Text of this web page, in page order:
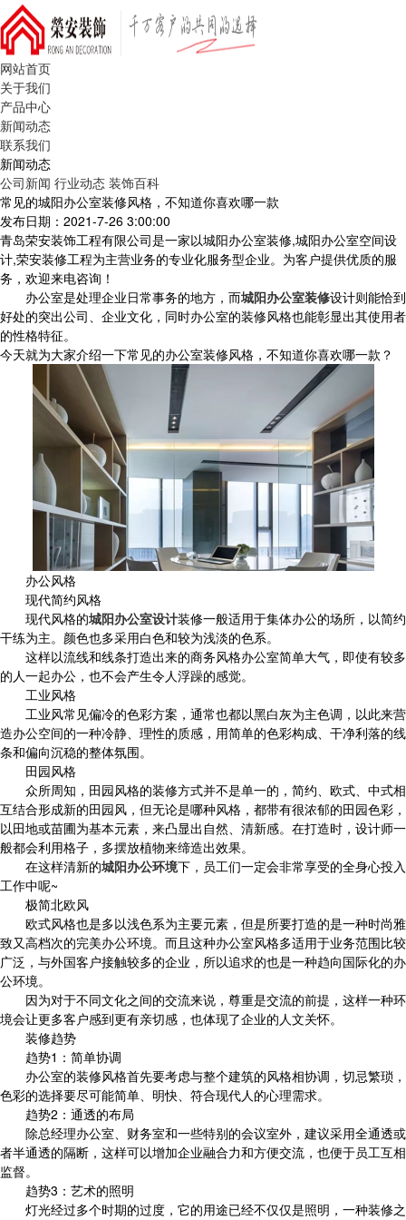
网站首页
关于我们
产品中心
新闻动态
联系我们
新闻动态
公司新闻 行业动态 装饰百科
常见的城阳办公室装修风格，不知道你喜欢哪一款
发布日期：2021-7-26 3:00:00
青岛荣安装饰工程有限公司是一家以城阳办公室装修,城阳办公室空间设
计,荣安装修工程为主营业务的专业化服务型企业。为客户提供优质的服
务，欢迎来电咨询！
办公室是处理企业日常事务的地方，而城阳办公室装修设计则能恰到
好处的突出公司、企业文化，同时办公室的装修风格也能彰显出其使用者
的性格特征。
今天就为大家介绍一下常见的办公室装修风格，不知道你喜欢哪一款？
办公风格
现代简约风格
现代风格的城阳办公室设计装修一般适用于集体办公的场所，以简约
干练为主。颜色也多采用白色和较为浅淡的色系。
这样以流线和线条打造出来的商务风格办公室简单大气，即使有较多
的人一起办公，也不会产生令人浮躁的感觉。
工业风格
工业风常见偏冷的色彩方案，通常也都以黑白灰为主色调，以此来营
造办公空间的一种冷静、理性的质感，用简单的色彩构成、干净利落的线
条和偏向沉稳的整体氛围。
田园风格
众所周知，田园风格的装修方式并不是单一的，简约、欧式、中式相
互结合形成新的田园风，但无论是哪种风格，都带有很浓郁的田园色彩，
以田地或苗圃为基本元素，来凸显出自然、清新感。在打造时，设计师一
般都会利用格子，多摆放植物来缔造出效果。
在这样清新的城阳办公环境下，员工们一定会非常享受的全身心投入
工作中呢~
极简北欧风
欧式风格也是多以浅色系为主要元素，但是所要打造的是一种时尚雅
致又高档次的完美办公环境。而且这种办公室风格多适用于业务范围比较
广泛，与外国客户接触较多的企业，所以追求的也是一种趋向国际化的办
公环境。
因为对于不同文化之间的交流来说，尊重是交流的前提，这样一种环
境会让更多客户感到更有亲切感，也体现了企业的人文关怀。
装修趋势
趋势1：简单协调
办公室的装修风格首先要考虑与整个建筑的风格相协调，切忌繁琐，
色彩的选择要尽可能简单、明快、符合现代人的心理需求。
趋势2：通透的布局
除总经理办公室、财务室和一些特别的会议室外，建议采用全通透或
者半通透的隔断，这样可以增加企业融合力和方便交流，也便于员工互相
监督。
趋势3：艺术的照明
灯光经过多个时期的过度，它的用途已经不仅仅是照明，一种装修之